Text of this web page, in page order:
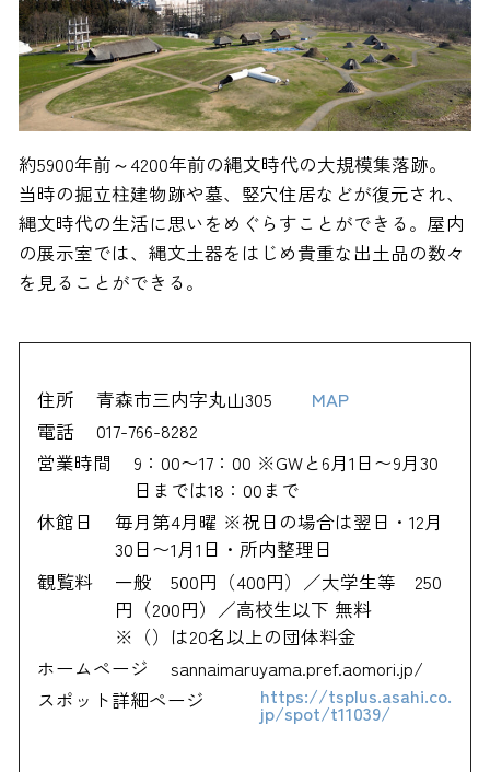
約5900年前～4200年前の縄文時代の大規模集落跡。
当時の掘立柱建物跡や墓、竪穴住居などが復元され、
縄文時代の生活に思いをめぐらすことができる。屋内
の展示室では、縄文土器をはじめ貴重な出土品の数々
を見ることができる。
住所 青森市三内字丸山305
MAP
電話
017-766-8282
営業時間
9：00〜17：00 ※GWと6月1日〜9月30
日までは18：00まで
休館日
毎月第4月曜 ※祝日の場合は翌日・12月
30日〜1月1日・所内整理日
観覧料
一般 500円（400円）／大学生等 250
円（200円）／高校生以下 無料
※（）は20名以上の団体料金
ホームページ
sannaimaruyama.pref.aomori.jp/
スポット詳細ページ
https://tsplus.asahi.co.
jp/spot/t11039/